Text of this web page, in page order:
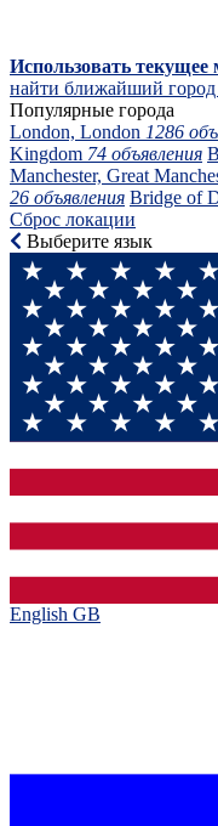
Использовать текущее
найти ближайший
Популярные города
London, London 1286
Kingdom 74 объявления
Manchester, Great
26 объявления Bridge of
Сброс локации
Выберите язык
English GB‎